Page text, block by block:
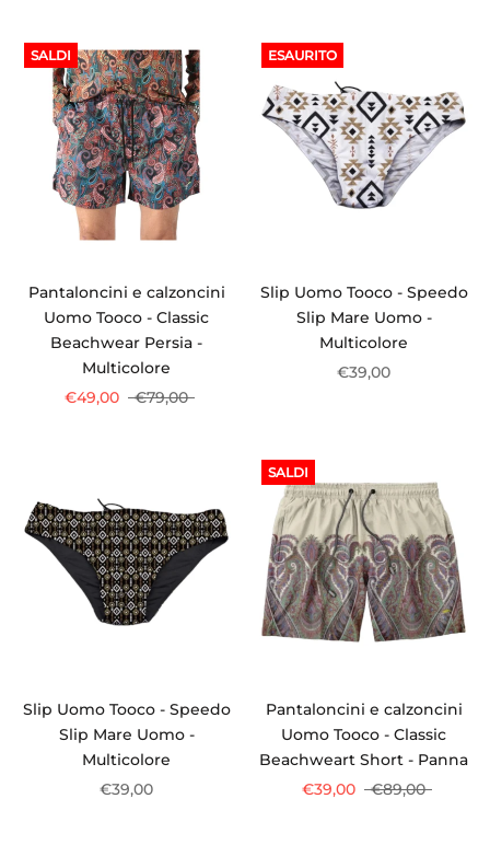
SALDI
Pantaloncini e calzoncini
Uomo Tooco - Classic
Beachwear Persia -
Multicolore
€49,00
€79,00
ESAURITO
Slip Uomo Tooco - Speedo
Slip Mare Uomo -
Multicolore
€39,00
Slip Uomo Tooco - Speedo
Slip Mare Uomo -
Multicolore
€39,00
SALDI
Pantaloncini e calzoncini
Uomo Tooco - Classic
Beachweart Short - Panna
€39,00
€89,00